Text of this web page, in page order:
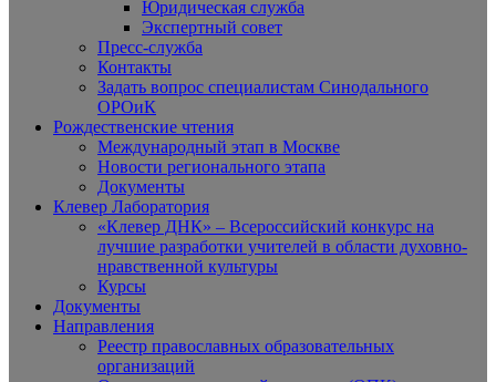
Юридическая служба
Экспертный совет
Пресс-служба
Контакты
Задать вопрос специалистам Синодального
ОРОиК
Рождественские чтения
Международный этап в Москве
Новости регионального этапа
Документы
Клевер Лаборатория
«Клевер ДНК» – Всероссийский конкурс на
лучшие разработки учителей в области духовно-
нравственной культуры
Курсы
Документы
Направления
Реестр православных образовательных
организаций